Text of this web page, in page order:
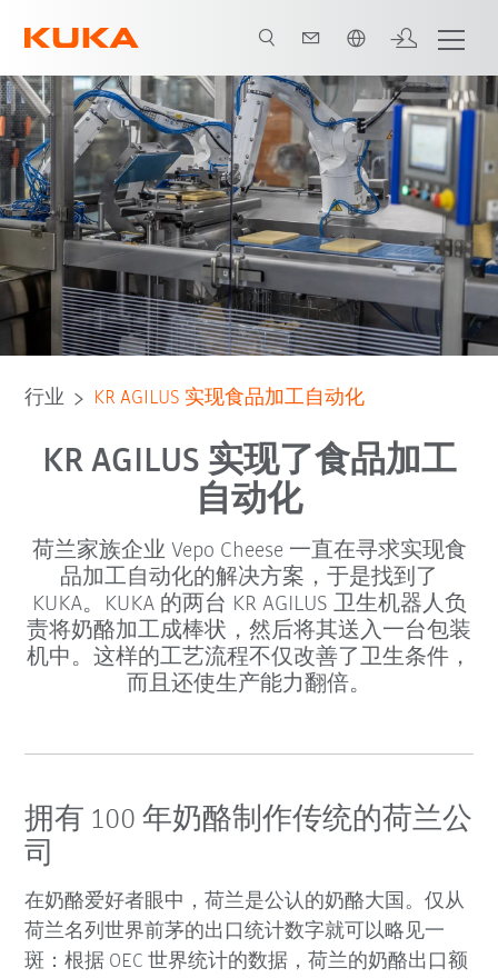
所有系统合作伙伴
行业 KR AGILUS 实现食品加工自动化
KR AGILUS 实现了食品加工
自动化
荷兰家族企业 Vepo Cheese 一直在寻求实现食
品加工自动化的解决方案，于是找到了
KUKA。KUKA 的两台 KR AGILUS 卫生机器人负
责将奶酪加工成棒状，然后将其送入一台包装
机中。这样的工艺流程不仅改善了卫生条件，
而且还使生产能力翻倍。
拥有 100 年奶酪制作传统的荷兰公
司
在奶酪爱好者眼中，荷兰是公认的奶酪大国。仅从
荷兰名列世界前茅的出口统计数字就可以略见一
斑：根据 OEC 世界统计的数据，荷兰的奶酪出口额